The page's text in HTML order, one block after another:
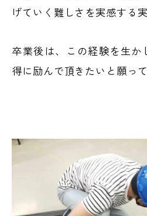
げていく難しさを実感する
卒業後は、この経験を生か
得に励んで頂きたいと願って